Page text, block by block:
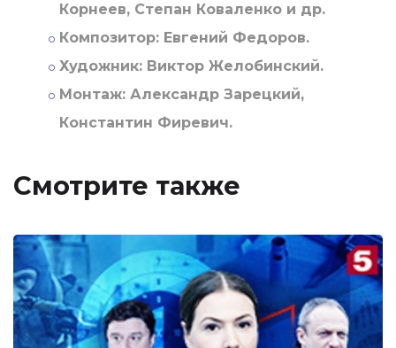
Корнеев, Степан Коваленко и др.
Композитор: Евгений Федоров.
Художник: Виктор Желобинский.
Монтаж: Александр Зарецкий,
Константин Фиревич.
Смотрите также